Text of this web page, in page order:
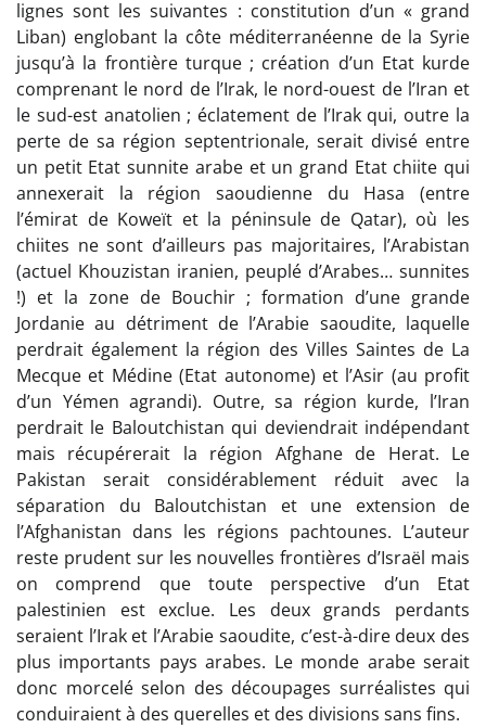
lignes sont les suivantes : constitution d’un « grand
Liban) englobant la côte méditerranéenne de la Syrie
jusqu’à la frontière turque ; création d’un Etat kurde
comprenant le nord de l’Irak, le nord-ouest de l’Iran et
le sud-est anatolien ; éclatement de l’Irak qui, outre la
perte de sa région septentrionale, serait divisé entre
un petit Etat sunnite arabe et un grand Etat chiite qui
annexerait la région saoudienne du Hasa (entre
l’émirat de Koweït et la péninsule de Qatar), où les
chiites ne sont d’ailleurs pas majoritaires, l’Arabistan
(actuel Khouzistan iranien, peuplé d’Arabes… sunnites
!) et la zone de Bouchir ; formation d’une grande
Jordanie au détriment de l’Arabie saoudite, laquelle
perdrait également la région des Villes Saintes de La
Mecque et Médine (Etat autonome) et l’Asir (au profit
d’un Yémen agrandi). Outre, sa région kurde, l’Iran
perdrait le Baloutchistan qui deviendrait indépendant
mais récupérerait la région Afghane de Herat. Le
Pakistan serait considérablement réduit avec la
séparation du Baloutchistan et une extension de
l’Afghanistan dans les régions pachtounes. L’auteur
reste prudent sur les nouvelles frontières d’Israël mais
on comprend que toute perspective d’un Etat
palestinien est exclue. Les deux grands perdants
seraient l’Irak et l’Arabie saoudite, c’est-à-dire deux des
plus importants pays arabes. Le monde arabe serait
donc morcelé selon des découpages surréalistes qui
conduiraient à des querelles et des divisions sans fins.